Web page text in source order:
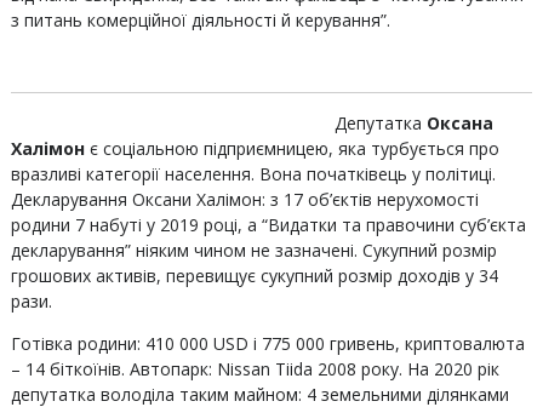
з питань комерційної діяльності й керування”.
Депутатка Оксана
Халімонє соціальною підприємницею, яка турбується про
вразливі категорії населення. Вона початківець у політиці.
Декларування Оксани Халімон: з 17 об’єктів нерухомості
родини 7 набуті у 2019 році, а “Видатки та правочини суб’єкта
декларування” ніяким чином не зазначені. Сукупний розмір
грошових активів, перевищує сукупний розмір доходів у 34
рази.
Готівка родини: 410 000 USD і 775 000 гривень, криптовалюта
– 14 біткоїнів. Автопарк: Nissan Tiida 2008 року. На 2020 рік
депутатка володіла таким майном: 4 земельними ділянками